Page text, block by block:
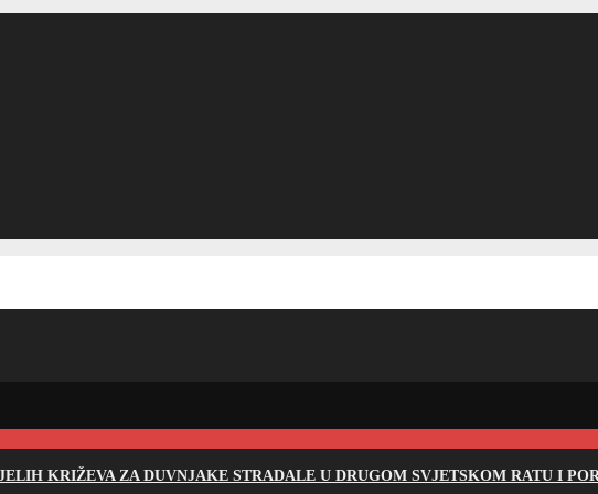
KRIŽEVA ZA DUVNJAKE STRADALE U DRUGOM SVJETSKOM RATU I